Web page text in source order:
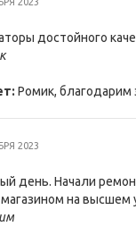
достойного
Ромик, благодарим
2023
день. Начали
на высшем